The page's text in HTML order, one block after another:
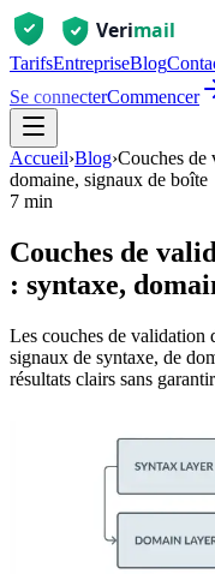
TarifsEntrepriseBlog
Se connecterCommencer
Accueil›Blog›Couches de
domaine, signaux de boîte
7 min
Couches de
: syntaxe,
Les couches de validation
signaux de syntaxe, de
résultats clairs sans